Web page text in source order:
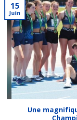
Une
15
Juin